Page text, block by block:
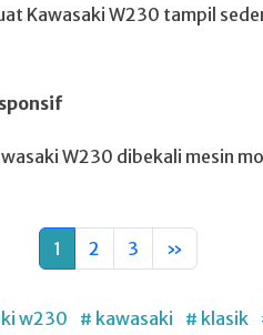
Kawasaki W230 tampil
W230 dibekali mesin
1 2 3 »
w230 # kawasaki # klasik